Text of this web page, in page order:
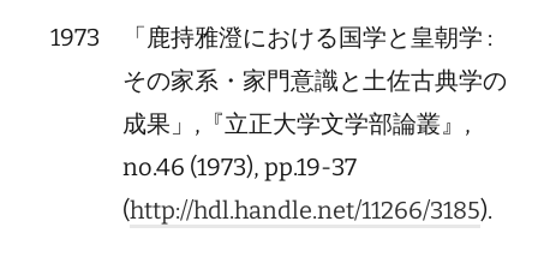
1973
「鹿持雅澄における国学と皇朝学 :
その家系・家門意識と土佐古典学の
成果」,『立正大学文学部論叢』,
no.46 (1973), pp.19-37
(http://hdl.handle.net/11266/3185).